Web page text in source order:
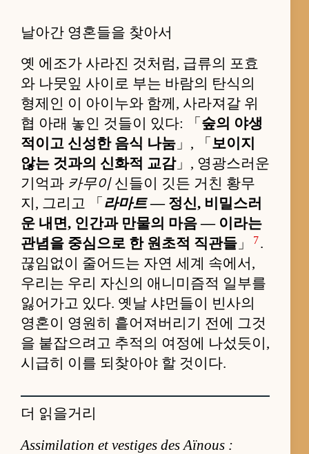
날아간 영혼들을 찾아서
옛 에조가 사라진 것처럼, 급류의 포효
와 나뭇잎 사이로 부는 바람의 탄식의
형제인 이 아이누와 함께, 사라져갈 위
협 아래 놓인 것들이 있다: 「 숲의 야생
적이고 신성한 음식 나눔 」, 「 보이지
않는 것과의 신화적 교감」, 영광스러운
기억과 카무이신들이 깃든 거친 황무
지, 그리고 「 라마트— 정신, 비밀스러
운 내면, 인간과 만물의 마음 — 이라는
관념을 중심으로 한 원초적 직관들 」 7.
끊임없이 줄어드는 자연 세계 속에서,
우리는 우리 자신의 애니미즘적 일부를
잃어가고 있다. 옛날 샤먼들이 빈사의
영혼이 영원히 흩어져버리기 전에 그것
을 붙잡으려고 추적의 여정에 나섰듯이,
시급히 이를 되찾아야 할 것이다.
더 읽을거리
Assimilation et vestiges des Aïnous :